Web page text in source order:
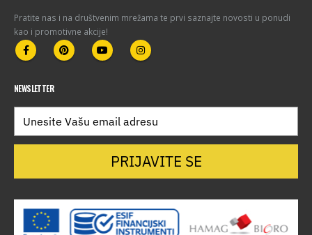
Pratite nas i na društvenim mrežama te prvi saznajte novosti u ponudi
kao i promotivne akcije!
NEWSLETTER
PRIJAVITE SE